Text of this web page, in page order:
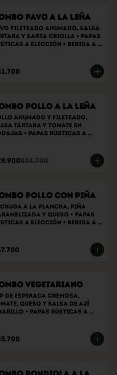
Pavo a la Leña
fileteado ahumado, salsa
y sarza criolla + papas
a elección + bebida a
Pollo a la Leña
ahumado y fileteado,
tártara y tomate en
+ papas rústicas a
$34.700
Pollo con Piña
a la plancha, piña
y queso + papas
a elección + bebida a
Vegetariano
de espinaca cremosa,
queso y salsa de ají
+ papas rústicas a